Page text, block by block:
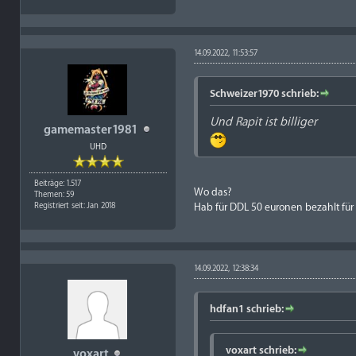
gamemaster1981
UHD
Beiträge: 1.517
Themen: 59
Registriert seit: Jan 2018
14.09.2022, 11:53:57
Schweizer1970 schrieb:
UndRapitist billiger
Wo das?
Hab für DDL 50 euronen bezahlt für
14.09.2022, 12:38:34
hdfan1 schrieb:
voxart schrieb: